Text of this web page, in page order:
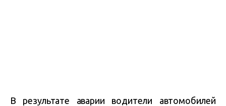
В результате аварии водители автомобилей